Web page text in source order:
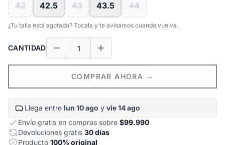
42 42.5 43 43.5 44
¿Tu talla está agotada? Tocala y te avisamos cuando vuelva.
CANTIDAD
COMPRAR AHORA →
Llega entre lun 10 ago y vie 14 ago
Envío gratis en compras sobre $99.990
Devoluciones gratis 30 días
Producto 100% original